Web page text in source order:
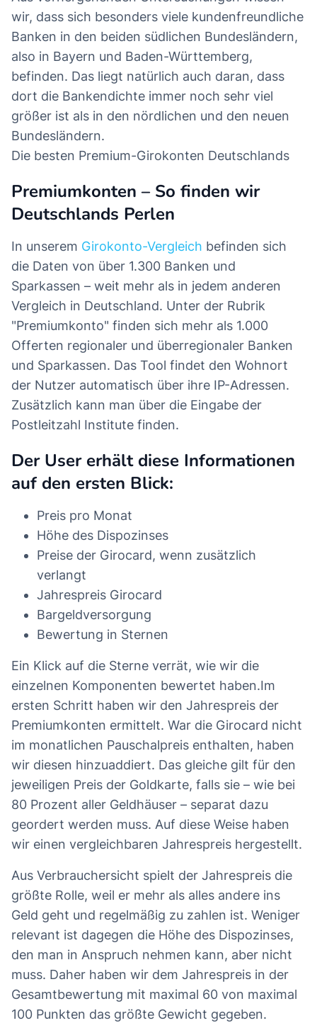
wir, dass sich besonders viele kundenfreundliche
Banken in den beiden südlichen Bundesländern,
also in Bayern und Baden-Württemberg,
befinden. Das liegt natürlich auch daran, dass
dort die Bankendichte immer noch sehr viel
größer ist als in den nördlichen und den neuen
Bundesländern.
Die besten Premium-Girokonten Deutschlands
Premiumkonten – So finden wir
Deutschlands Perlen
In unserem Girokonto-Vergleich befinden sich
die Daten von über 1.300 Banken und
Sparkassen – weit mehr als in jedem anderen
Vergleich in Deutschland. Unter der Rubrik
"Premiumkonto" finden sich mehr als 1.000
Offerten regionaler und überregionaler Banken
und Sparkassen. Das Tool findet den Wohnort
der Nutzer automatisch über ihre IP-Adressen.
Zusätzlich kann man über die Eingabe der
Postleitzahl Institute finden.
Der User erhält diese Informationen
auf den ersten Blick:
Preis pro Monat
Höhe des Dispozinses
Preise der Girocard, wenn zusätzlich
verlangt
Jahrespreis Girocard
Bargeldversorgung
Bewertung in Sternen
Ein Klick auf die Sterne verrät, wie wir die
einzelnen Komponenten bewertet haben.Im
ersten Schritt haben wir den Jahrespreis der
Premiumkonten ermittelt. War die Girocard nicht
im monatlichen Pauschalpreis enthalten, haben
wir diesen hinzuaddiert. Das gleiche gilt für den
jeweiligen Preis der Goldkarte, falls sie – wie bei
80 Prozent aller Geldhäuser – separat dazu
geordert werden muss. Auf diese Weise haben
wir einen vergleichbaren Jahrespreis hergestellt.
Aus Verbrauchersicht spielt der Jahrespreis die
größte Rolle, weil er mehr als alles andere ins
Geld geht und regelmäßig zu zahlen ist. Weniger
relevant ist dagegen die Höhe des Dispozinses,
den man in Anspruch nehmen kann, aber nicht
muss. Daher haben wir dem Jahrespreis in der
Gesamtbewertung mit maximal 60 von maximal
100 Punkten das größte Gewicht gegeben.